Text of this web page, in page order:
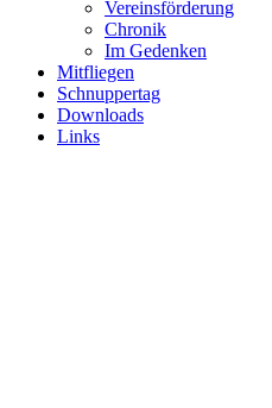
Vereinsförderung
Chronik
Im Gedenken
Mitfliegen
Schnuppertag
Downloads
Links